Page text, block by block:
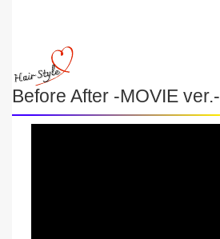
Before After -MOVIE ver.-